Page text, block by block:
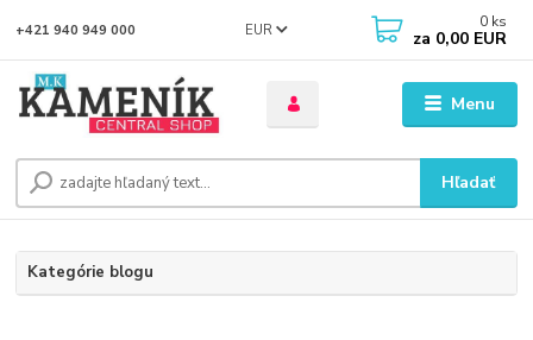
Menu
EUR
Hľadať
+421 940 949 000 0 ks
za 0,00 EUR
Kategórie blogu